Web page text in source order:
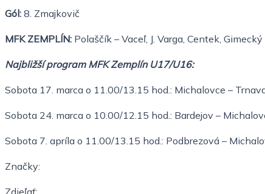
Gól: 8. Zmajkovič
MFK ZEMPLÍN: Polaščík – Vaceľ, J. Varga, Centek,
Najbližší program MFK Zemplín U17/U16:
Sobota 17. marca o 11.00/13.15 hod.: Michalovce –
Sobota 24. marca o 10.00/12.15 hod.: Bardejov –
Sobota 7. apríla o 11.00/13.15 hod.: Podbrezová –
Značky:
Zdieľať: